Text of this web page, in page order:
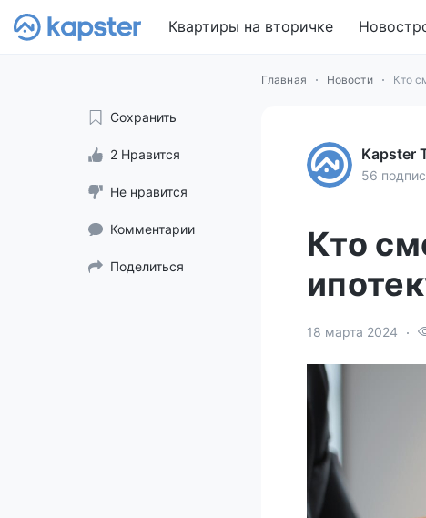
Квартиры на вторичке
Главная Новости Кто
Сохранить
2 Нравится
Не нравится
Комментарии
Поделиться
Kapster
56
Кто
18 марта 2024